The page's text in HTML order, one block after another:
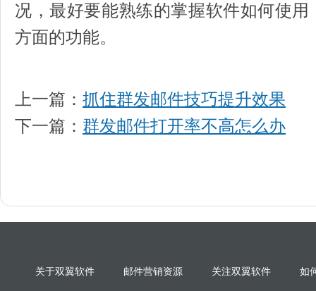
况，最好要能熟练的掌握软件如何使
方面的功能。
上一篇： 抓住群发邮件技巧提升效果
下一篇： 群发邮件打开率不高怎么办
关于双翼软件 邮件营销资源 关注双翼软件 如